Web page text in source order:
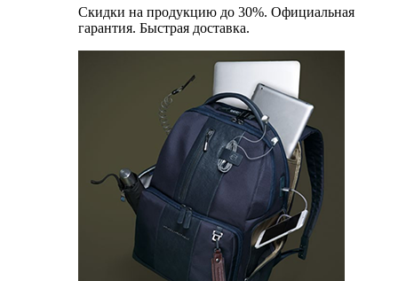
Скидки на продукцию до 30%. Официальная
гарантия. Быстрая доставка.